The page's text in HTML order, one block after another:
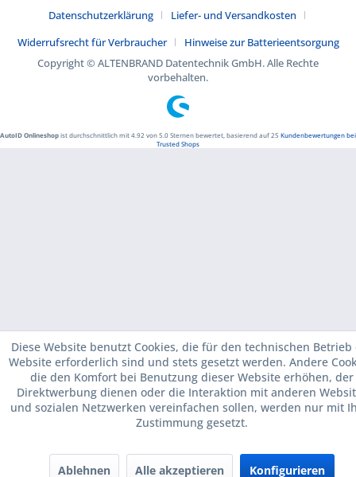
Datenschutzerklärung
Liefer- und Versandkosten
Widerrufsrecht für Verbraucher
Hinweise zur Batterieentsorgung
Copyright © ALTENBRAND Datentechnik GmbH. Alle Rechte
vorbehalten.
AutoID Onlineshopist durchschnittlich mit4.92 von5.0Sternen bewertet, basierend auf25 Kundenbewertungen bei
Trusted Shops
Diese Website benutzt Cookies, die für den technischen Betrieb
Website erforderlich sind und stets gesetzt werden. Andere
die den Komfort bei Benutzung dieser Website erhöhen, der
Direktwerbung dienen oder die Interaktion mit anderen
und sozialen Netzwerken vereinfachen sollen, werden nur mit
Zustimmung gesetzt.
Ablehnen Alle akzeptieren Konfigurieren